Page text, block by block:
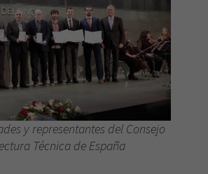
y representantes del Consejo
Técnica de España
Necesarias
Estas
cookies no
son
opcionales.
Son
para que
funcione la
web.